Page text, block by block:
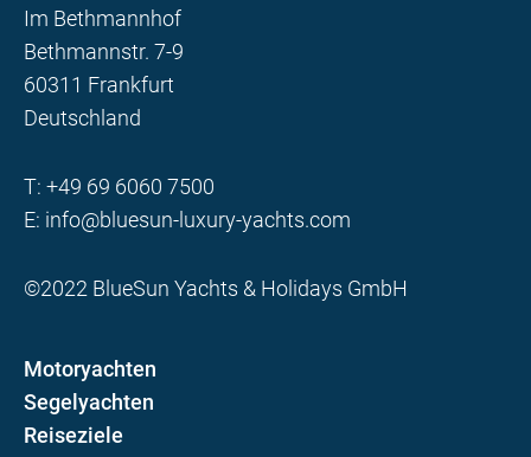
Im Bethmannhof
Bethmannstr. 7-9
60311 Frankfurt
Deutschland
T: +49 69 6060 7500
E: info@bluesun-luxury-yachts.com
©2022 BlueSun Yachts & Holidays GmbH
Motoryachten
Segelyachten
Reiseziele